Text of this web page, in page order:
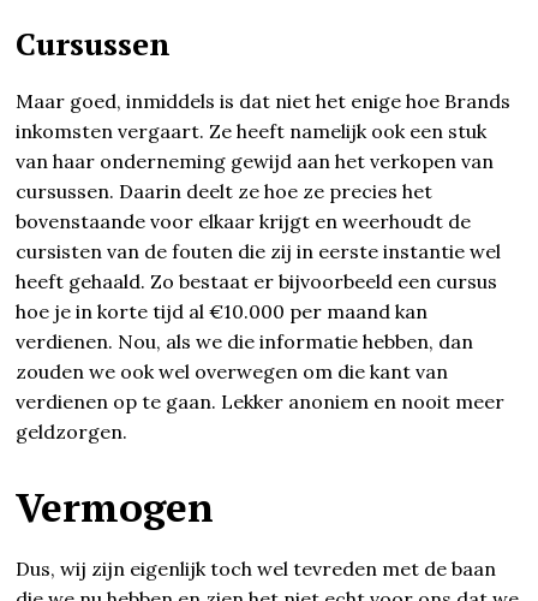
Cursussen
Maar goed, inmiddels is dat niet het enige hoe Brands
inkomsten vergaart. Ze heeft namelijk ook een stuk
van haar onderneming gewijd aan het verkopen van
cursussen. Daarin deelt ze hoe ze precies het
bovenstaande voor elkaar krijgt en weerhoudt de
cursisten van de fouten die zij in eerste instantie wel
heeft gehaald. Zo bestaat er bijvoorbeeld een cursus
hoe je in korte tijd al €10.000 per maand kan
verdienen. Nou, als we die informatie hebben, dan
zouden we ook wel overwegen om die kant van
verdienen op te gaan. Lekker anoniem en nooit meer
geldzorgen.
Vermogen
Dus, wij zijn eigenlijk toch wel tevreden met de baan